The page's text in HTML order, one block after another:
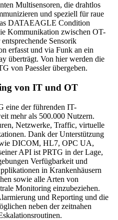
Multisensoren, die drahtlos
und speziell für raue
DATAEAGLE Condition
Kommunikation zwischen OT-
Sensorik
erfasst und via Funk an ein
überträgt. Von hier werden die
von Paessler übergeben.
von IT und OT
eine der führenden IT-
mehr als 500.000 Nutzern.
Netzwerke, Traffic, virtuelle
Dank der Unterstützung
DICOM, HL7, OPC UA,
API ist PRTG in der Lage,
Verfügbarkeit und
in Krankenhäusern
sowie alle Arten von
Monitoring einzubeziehen.
und Reporting und die
neben der zeitnahen